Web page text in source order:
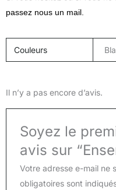
passez nous un mail.
Couleurs
Il n’y a pas encore d’avis.
Soyez le
avis sur
Votre adresse e-mail ne
obligatoires sont